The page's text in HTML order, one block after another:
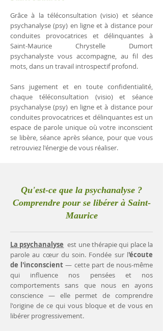
Grâce à la téléconsultation (visio) et séance
psychanalyse (psy) en ligne et à distance pour
conduites provocatrices et délinquantes à
Saint-Maurice Chrystelle Dumort
psychanalyste vous accompagne, au fil des
mots, dans un travail introspectif profond.
Sans jugement et en toute confidentialité,
chaque téléconsultation (visio) et séance
psychanalyse (psy) en ligne et à distance pour
conduites provocatrices et délinquantes est un
espace de parole unique où votre inconscient
se libère, séance après séance, pour que vous
retrouviez l'énergie de vous réaliser.
Qu'est-ce que la psychanalyse ?
Comprendre pour se libérer à Saint-
Maurice
La psychanalyse est une thérapie qui place la
parole au cœur du soin. Fondée sur l'écoute
de l'inconscient— cette part de nous-même
qui influence nos pensées et nos
comportements sans que nous en ayons
conscience — elle permet de comprendre
l'origine de ce qui vous bloque et de vous en
libérer progressivement.